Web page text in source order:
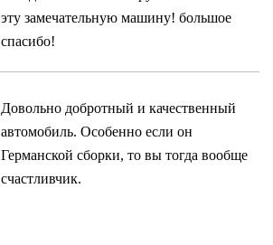
эту замечательную машину! большое
спасибо!
Довольно добротный и качественный
автомобиль. Особенно если он
Германской сборки, то вы тогда вообще
счастливчик.